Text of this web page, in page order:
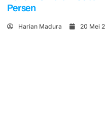
Persen
Harian Madura 20 Mei